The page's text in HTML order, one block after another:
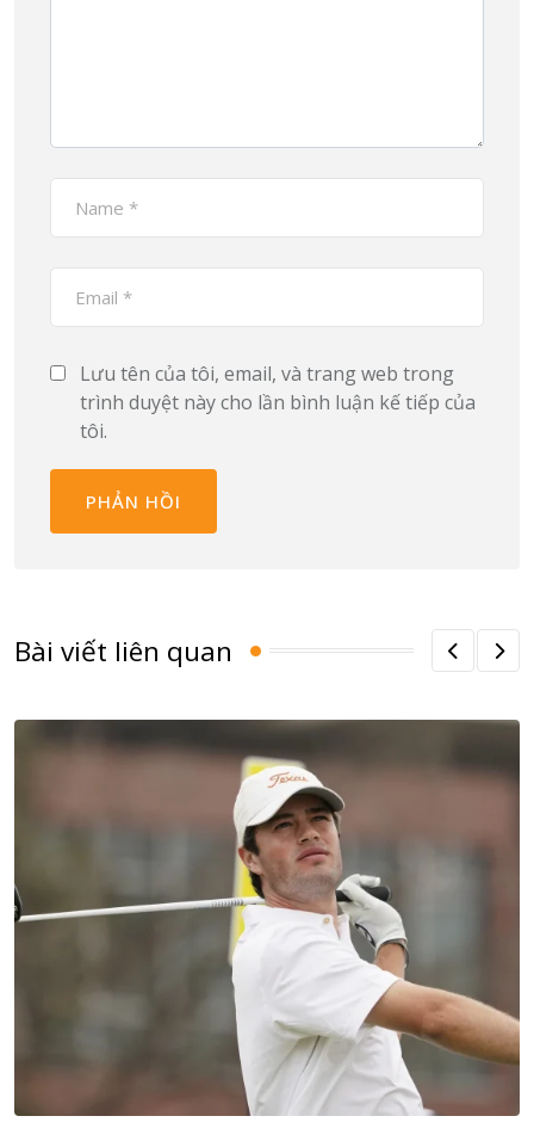
Lưu tên của tôi, email, và trang web trong
trình duyệt này cho lần bình luận kế tiếp của
tôi.
Bài viết liên quan